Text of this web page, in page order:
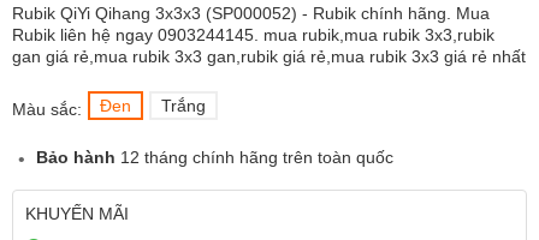
Rubik QiYi Qihang 3x3x3 (SP000052) - Rubik chính hãng. Mua
Rubik liên hệ ngay 0903244145. mua rubik,mua rubik 3x3,rubik
gan giá rẻ,mua rubik 3x3 gan,rubik giá rẻ,mua rubik 3x3 giá rẻ nhất
Màu sắc: Đen Trắng
Bảo hành 12 tháng chính hãng trên toàn quốc
KHUYẾN MÃI